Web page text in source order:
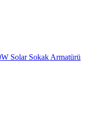
Solar Sokak Armatürü